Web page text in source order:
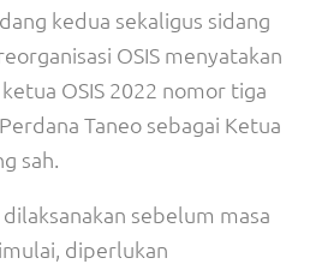
kedua sekaligus sidang
OSIS menyatakan
OSIS 2022 nomor tiga
Taneo sebagai Ketua
sah.
sebelum masa
diperlukan